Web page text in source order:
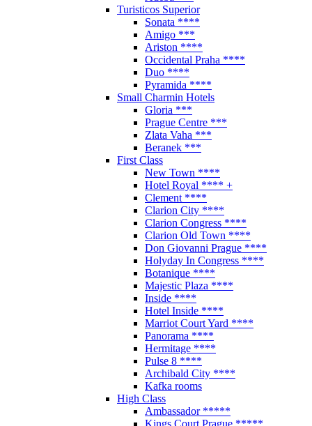
Turisticos Superior
Sonata ****
Amigo ***
Ariston ****
Occidental Praha ****
Duo ****
Pyramida ****
Small Charmin Hotels
Gloria ***
Prague Centre ***
Zlata Vaha ***
Beranek ***
First Class
New Town ****
Hotel Royal **** +
Clement ****
Clarion City ****
Clarion Congress ****
Clarion Old Town ****
Don Giovanni Prague ****
Holyday In Congress ****
Botanique ****
Majestic Plaza ****
Inside ****
Hotel Inside ****
Marriot Court Yard ****
Panorama ****
Hermitage ****
Pulse 8 ****
Archibald City ****
Kafka rooms
High Class
Ambassador *****
Kings Court Prague *****